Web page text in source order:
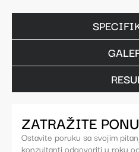
ZATRAŽITE
Ostavite poruku sa svojim
konzultanti odgovoriti u roku